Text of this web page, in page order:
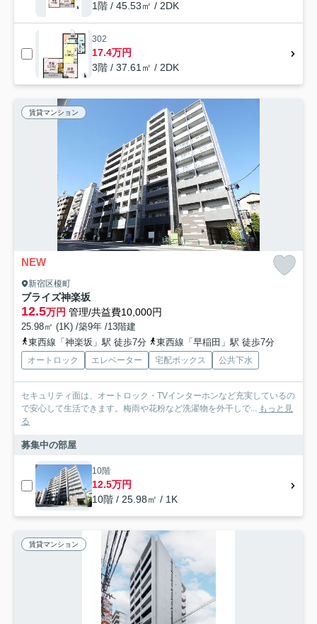
1階 / 45.53㎡ / 2DK
302
17.4万円
3階 / 37.61㎡ / 2DK
賃貸マンション
NEW
新宿区榎町
ブライズ神楽坂
12.5万円 管理/共益費10,000円
25.98㎡ (1K) /築9年 /13階建
東西線「神楽坂」駅 徒歩7分
東西線「早稲田」駅 徒歩7分
オートロック エレベーター 宅配ボックス 公共下水
セキュリティ面は、オートロック・TVインターホンなど充実しているの
で安心して生活できます。梅雨や花粉など洗濯物を外干しで... もっと見
る
募集中の部屋
10階
12.5万円
10階 / 25.98㎡ / 1K
賃貸マンション